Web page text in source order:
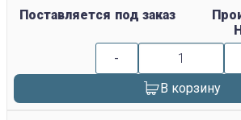
Поставляется под заказ
-
В корзину